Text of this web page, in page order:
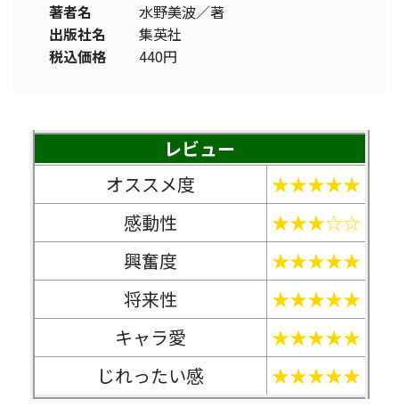
著者名
水野美波／著
出版社名
集英社
税込価格
440円
レビュー
オススメ度
★★★★★
感動性
★★★☆☆
興奮度
★★★★★
将来性
★★★★★
キャラ愛
★★★★★
じれったい感
★★★★★